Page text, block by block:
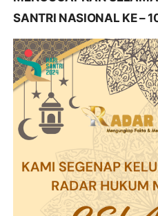
SANTRI NASIONAL KE –